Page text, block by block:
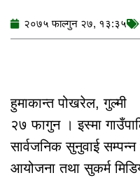
२०७५ फाल्गुन २७, १३:३५
हुमाकान्त पोखरेल, गुल्मी
२७ फागुन । इस्मा
सार्वजनिक सुनुवाई
आयोजना तथा सुकर्म